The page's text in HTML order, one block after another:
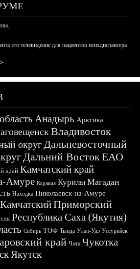
это телевидение для пациентов психдиспансера
Анадырь Арктика
Владивосток
округДальневосточный
Дальний ВостокЕАО
край Камчатский край
Амуре Корякия Курилы Магадан
Находка Николаевск-на-Амуре
Приморский
Республика Саха (Якутия)
Сибирь ТОФ Тында Улан-Удэ Уссурийск
край Чита Чукотка
Якутск